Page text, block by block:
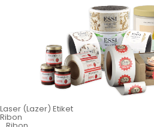
Laser (Lazer) Etiket
Ribon